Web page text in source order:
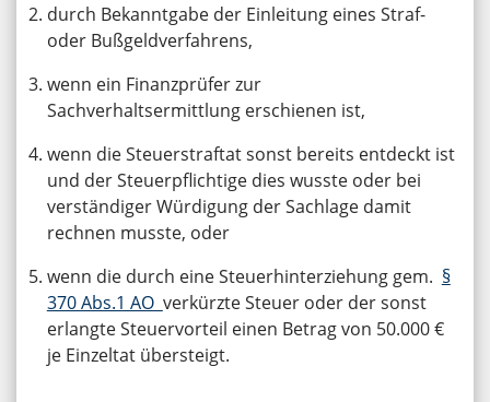
durch Bekanntgabe der Einleitung eines Straf-
oder Bußgeldverfahrens,
wenn ein Finanzprüfer zur
Sachverhaltsermittlung erschienen ist,
wenn die Steuerstraftat sonst bereits entdeckt ist
und der Steuerpflichtige dies wusste oder bei
verständiger Würdigung der Sachlage damit
rechnen musste, oder
wenn die durch eine Steuerhinterziehung gem. §
370 Abs.1 AO verkürzte Steuer oder der sonst
erlangte Steuervorteil einen Betrag von 50.000 €
je Einzeltat übersteigt.